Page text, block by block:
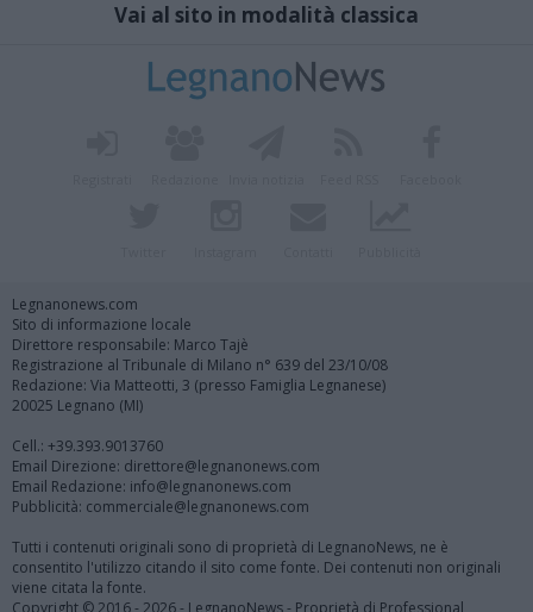
Vai al sito in modalità classica
Legnanonews.com
Sito di informazione locale
Direttore responsabile: Marco Tajè
Registrazione al Tribunale di Milano n° 639 del 23/10/08
Redazione: Via Matteotti, 3 (presso Famiglia Legnanese)
20025 Legnano (MI)
Cell.: +39.393.9013760
Email Direzione: direttore@legnanonews.com
Email Redazione: info@legnanonews.com
Pubblicità: commerciale@legnanonews.com
Tutti i contenuti originali sono di proprietà di LegnanoNews, ne è
consentito l'utilizzo citando il sito come fonte. Dei contenuti non originali
viene citata la fonte.
Copyright © 2016 - 2026 - LegnanoNews - Proprietà di Professional